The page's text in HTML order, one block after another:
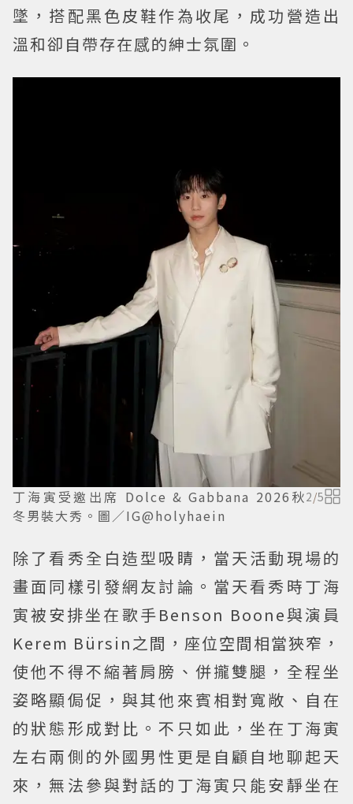
墜，搭配黑色皮鞋作為收尾，成功營造出
溫和卻自帶存在感的紳士氛圍。
丁海寅受邀出席 Dolce & Gabbana 2026秋
冬男裝大秀。圖／IG@holyhaein
2/5
除了看秀全白造型吸睛，當天活動現場的
畫面同樣引發網友討論。當天看秀時丁海
寅被安排坐在歌手Benson Boone與演員
Kerem Bürsin之間，座位空間相當狹窄，
使他不得不縮著肩膀、併攏雙腿，全程坐
姿略顯侷促，與其他來賓相對寬敞、自在
的狀態形成對比。不只如此，坐在丁海寅
左右兩側的外國男性更是自顧自地聊起天
來，無法參與對話的丁海寅只能安靜坐在